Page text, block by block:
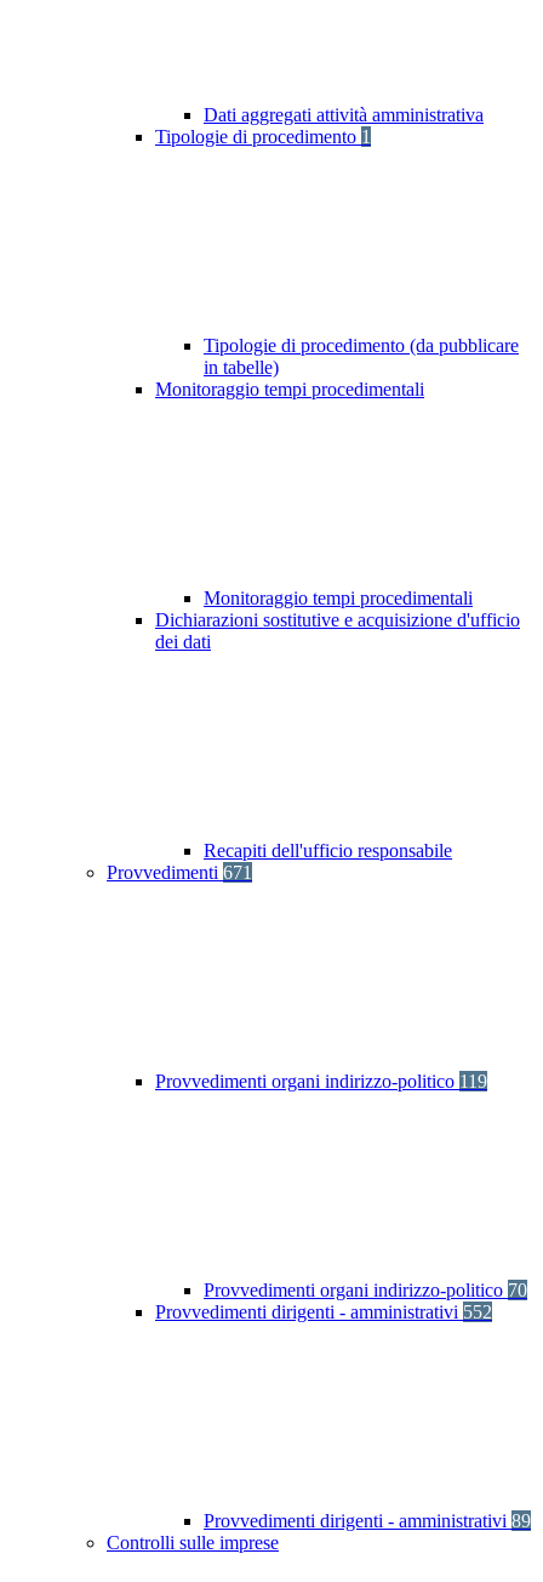
Dati aggregati attività amministrativa
Tipologie di procedimento 1
Tipologie di procedimento (da pubblicare
in tabelle)
Monitoraggio tempi procedimentali
Monitoraggio tempi procedimentali
Dichiarazioni sostitutive e acquisizione d'ufficio
dei dati
Recapiti dell'ufficio responsabile
Provvedimenti 671
Provvedimenti organi indirizzo-politico 119
Provvedimenti organi indirizzo-politico 70
Provvedimenti dirigenti - amministrativi 552
Provvedimenti dirigenti - amministrativi 89
Controlli sulle imprese